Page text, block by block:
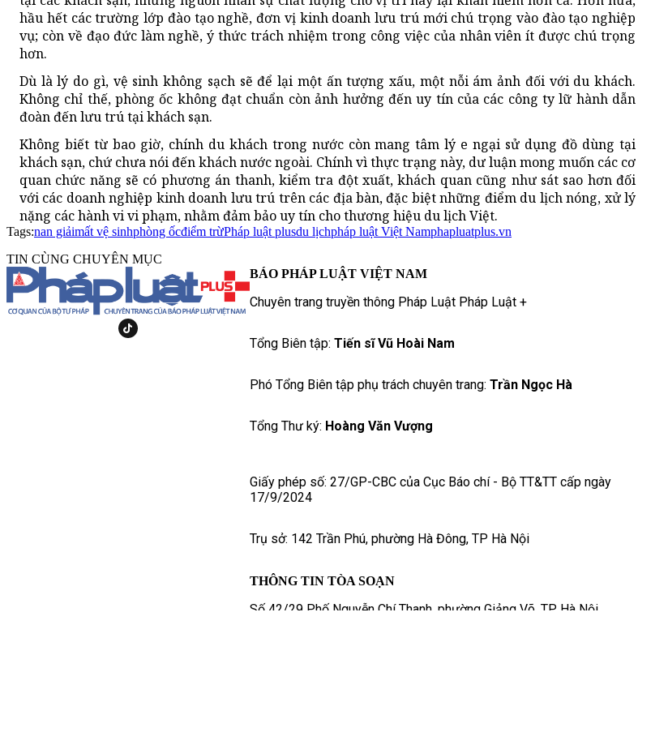
hầu hết các trường lớp đào tạo nghề, đơn vị kinh doanh lưu trú mới chú trọng vào đào tạo nghiệp
vụ; còn về đạo đức làm nghề, ý thức trách nhiệm trong công việc của nhân viên ít được chú trọng
hơn.
Dù là lý do gì, vệ sinh không sạch sẽ để lại một ấn tượng xấu, một nỗi ám ảnh đối với du khách.
Không chỉ thế, phòng ốc không đạt chuẩn còn ảnh hưởng đến uy tín của các công ty lữ hành dẫn
đoàn đến lưu trú tại khách sạn.
Không biết từ bao giờ, chính du khách trong nước còn mang tâm lý e ngại sử dụng đồ dùng tại
khách sạn, chứ chưa nói đến khách nước ngoài. Chính vì thực trạng này, dư luận mong muốn các cơ
quan chức năng sẽ có phương án thanh, kiểm tra đột xuất, khách quan cũng như sát sao hơn đối
với các doanh nghiệp kinh doanh lưu trú trên các địa bàn, đặc biệt những điểm du lịch nóng, xử lý
nặng các hành vi vi phạm, nhằm đảm bảo uy tín cho thương hiệu du lịch Việt.
Tags:nan giảimất vệ sinhphòng ốcđiểm trừPháp luật plusdu lịchpháp luật Việt Namphapluatplus.vn
TIN CÙNG CHUYÊN MỤC
BÁO PHÁP LUẬT VIỆT NAM
Chuyên trang truyền thông Pháp Luật Pháp Luật +
Tổng Biên tập: Tiến sĩ Vũ Hoài Nam
Phó Tổng Biên tập phụ trách chuyên trang: Trần Ngọc Hà
Tổng Thư ký: Hoàng Văn Vượng
Giấy phép số: 27/GP-CBC của Cục Báo chí - Bộ TT&TT cấp ngày
17/9/2024
Trụ sở: 142 Trần Phú, phường Hà Đông, TP Hà Nội
THÔNG TIN TÒA SOẠN
Số 42/29 Phố Nguyễn Chí Thanh, phường Giảng Võ, TP. Hà Nội